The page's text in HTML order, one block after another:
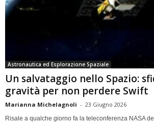
Astronautica ed Esplorazione Spaziale
Un salvataggio nello Spazio:
gravità per non perdere Swift
Marianna Michelagnoli - 23 Giugno 2026
Risale a qualche giorno fa la teleconferenza NASA